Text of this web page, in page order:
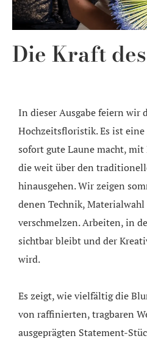
Die Kraft
In dieser Ausgabe feiern wir
Hochzeitsfloristik. Es ist eine
sofort gute Laune macht,
die weit über den
hinausgehen. Wir zeigen
denen Technik,
verschmelzen. Arbeiten, in
sichtbar bleibt und der
wird.
Es zeigt, wie vielfältig die
von raffinierten, tragbaren
ausgeprägten Statement-